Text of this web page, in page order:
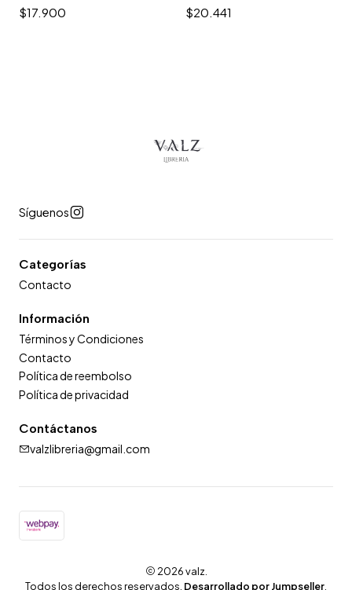
$17.900 $20.441
Síguenos
Categorías
Contacto
Información
Términos y Condiciones
Contacto
Política de reembolso
Política de privacidad
Contáctanos
valzlibreria@gmail.com
2026 valz.
Todos los derechos reservados. Desarrollado por Jumpseller